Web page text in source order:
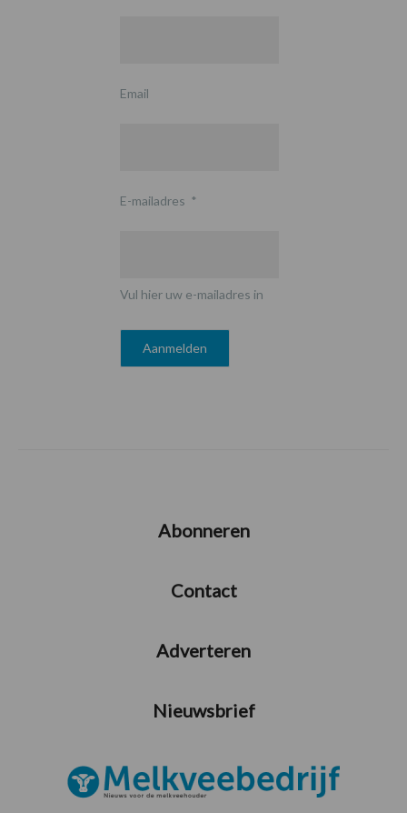
Email
E-mailadres *
Vul hier uw e-mailadres in
Abonneren
Contact
Adverteren
Nieuwsbrief